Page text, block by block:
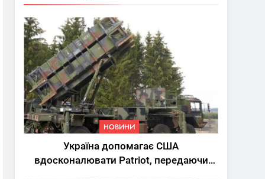
НОВИНИ
Україна допомагає США
вдосконалювати Patriot, передаючи